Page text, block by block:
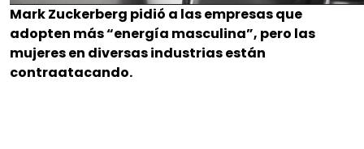
Mark Zuckerberg pidió a las empresas que
adopten más “energía masculina”, pero las
mujeres en diversas industrias están
contraatacando.